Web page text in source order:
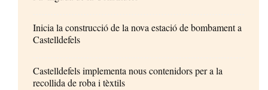
Inicia la construcció de la nova estació de bombament a
Castelldefels
Castelldefels implementa nous contenidors per a la
recollida de roba i tèxtils